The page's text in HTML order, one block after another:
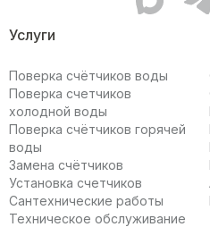
MAX
Услуги
Поверка счётчиков воды
Поверка счетчиков
холодной воды
Поверка счётчиков горячей
воды
Замена счётчиков
Установка счетчиков
Сантехнические работы
Техническое обслуживание